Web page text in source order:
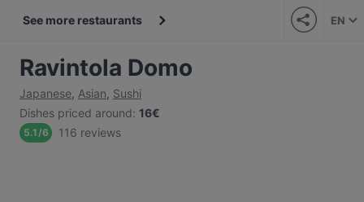
See more restaurants EN
Ravintola Domo
Japanese, Asian, Sushi
Dishes priced around: 16€
5.1/6 116 reviews